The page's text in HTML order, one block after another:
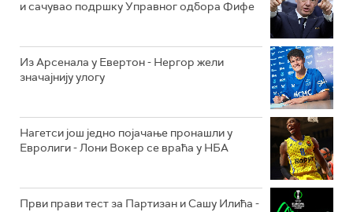
и сачувао подршку Управног одбора Фифе
Из Арсенала у Евертон - Нергор жели
значајнију улогу
Нагетси још једно појачање пронашли у
Евролиги - Лони Вокер се враћа у НБА
Први прави тест за Партизан и Сашу Илића -